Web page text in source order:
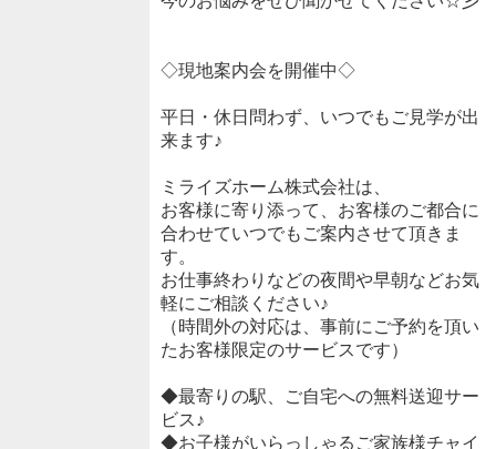
◇現地案内会を開催中◇
平日・休日問わず、いつでもご見学が出
来ます♪
ミライズホーム株式会社は、
お客様に寄り添って、お客様のご都合に
合わせていつでもご案内させて頂きま
す。
お仕事終わりなどの夜間や早朝などお気
軽にご相談ください♪
（時間外の対応は、事前にご予約を頂い
たお客様限定のサービスです）
◆最寄りの駅、ご自宅への無料送迎サー
ビス♪
◆お子様がいらっしゃるご家族様チャイ